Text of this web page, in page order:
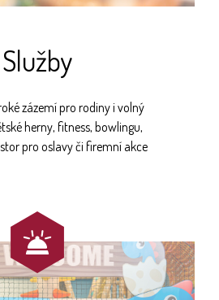
Služby
zázemí pro rodiny i volný
herny, fitness, bowlingu,
pro oslavy či firemní akce